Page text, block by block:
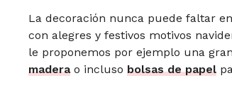
La decoración nunca puede faltar
con alegres y festivos motivos
le proponemos por ejemplo una
maderao incluso bolsas de papel